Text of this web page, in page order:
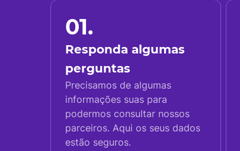
01.
Responda algumas
perguntas
Precisamos de algumas
informações suas para
podermos consultar nossos
parceiros. Aqui os seus dados
estão seguros.